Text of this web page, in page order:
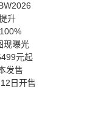
升
现曝光
元起
发售
日开售